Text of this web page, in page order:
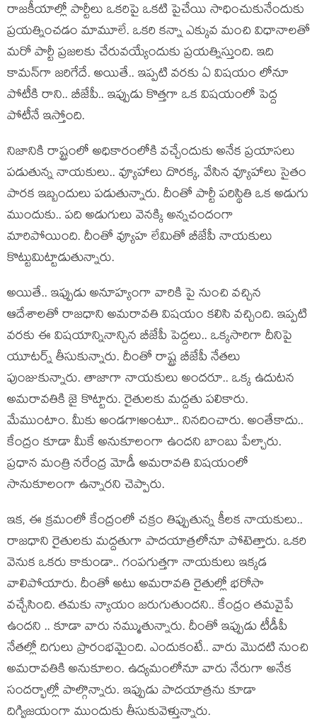
రాజ‌కీయాల్లో పార్టీలు ఒక‌రిపై ఒక‌టి పైచేయి సాధించుకునేందుకు
ప్ర‌య‌త్నించ‌డం మామూలే. ఒక‌రి క‌న్నా ఎక్కువ మంచి విధానాల‌తో
మ‌రో పార్టీ ప్ర‌జ‌ల‌కు చేరువ‌య్యేందుకు ప్ర‌య‌త్నిస్తుంది. ఇది
కామ‌న్‌గా జ‌రిగేదే. అయితే.. ఇప్ప‌టి వ‌ర‌కు ఏ విష‌యం లోనూ
పోటీకి రాని.. బీజేపీ.. ఇప్పుడు కొత్త‌గా ఒక విష‌యంలో పెద్ద
పోటీనే ఇస్తోంది.
నిజానికి రాష్ట్రంలో అధికారంలోకి వ‌చ్చేందుకు అనేక ప్ర‌యాస‌లు
ప‌డుతున్న నాయ‌కులు.. వ్యూహాలు దొర‌క్క, వేసిన వ్యూహాలు సైతం
పార‌క ఇబ్బందులు ప‌డుతున్నారు. దీంతో పార్టీ ప‌రిస్థితి ఒక అడుగు
ముందుకు.. ప‌ది అడుగులు వెన‌క్కి అన్న‌చందంగా
మారిపోయింది. దీంతో వ్యూహ లేమితో బీజేపీ నాయ‌కులు
కొట్టుమిట్టాడుతున్నారు.
అయితే.. ఇప్పుడు అనూహ్యంగా వారికి పై నుంచి వ‌చ్చిన
ఆదేశాల‌తో రాజ‌ధాని అమ‌రావ‌తి విష‌యం క‌లిసి వ‌చ్చింది. ఇప్ప‌టి
వ‌ర‌కు ఈ విష‌యాన్నినాన్చిన బీజేపీ పెద్ద‌లు.. ఒక్క‌సారిగా దీనిపై
యూటర్న్ తీసుకున్నారు. దీంతో రాష్ట్ర బీజేపీ నేత‌లు
పుంజుకున్నారు. తాజాగా నాయ‌కులు అంద‌రూ.. ఒక్క ఉదుటన
అమ‌రావ‌తికి జై కొట్టారు. రైతుల‌కు మ‌ద్ద‌తు ప‌లికారు.
మేముంటాం. మీకు అండ‌గా!అంటూ.. నిన‌దించారు. అంతేకాదు..
కేంద్రం కూడా మీకే అనుకూలంగా ఉంద‌ని బాంబు పేల్చారు.
ప్ర‌ధాన మంత్రి నరేంద్ర మోడీ అమ‌రావ‌తి విష‌యంలో
సానుకూలంగా ఉన్నార‌ని చెప్పారు.
ఇక‌, ఈ క్ర‌మంలో కేంద్రంలో చక్రం తిప్పుతున్న కీల‌క నాయ‌కులు..
రాజ‌ధాని రైతుల‌కు మ‌ద్ద‌తుగా పాద‌యాత్ర‌లోనూ పోటెత్తారు. ఒక‌రి
వెనుక ఒక‌రు కాకుండా.. గంపగుత్త‌గా నాయ‌కులు ఇక్క‌డ
వాలిపోయారు. దీంతో అటు అమ‌రావ‌తి రైతుల్లో భ‌రోసా
వ‌చ్చేసింది. త‌మ‌కు న్యాయం జ‌రుగుతుంద‌ని.. కేంద్రం త‌మ‌వైపే
ఉంద‌ని .. కూడా వారు న‌మ్ముతున్నారు. దీంతో ఇప్పుడు టీడీపీ
నేత‌ల్లో దిగులు ప్రారంభ‌మైంది. ఎందుకంటే.. వారు మొద‌టి నుంచి
అమ‌రావ‌తికి అనుకూలం. ఉద్య‌మంలోనూ వారు నేరుగా అనేక
సంద‌ర్భాల్లో పాల్గొన్నారు. ఇప్పుడు పాద‌యాత్ర‌ను కూడా
దిగ్విజ‌యంగా ముందుకు తీసుకువెళ్తున్నారు.